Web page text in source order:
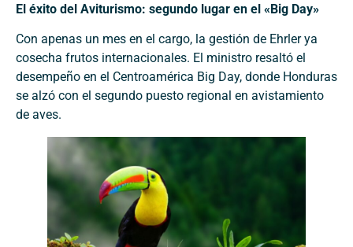
El éxito del Aviturismo: segundo lugar en el «Big Day»
Con apenas un mes en el cargo, la gestión de Ehrler ya
cosecha frutos internacionales. El ministro resaltó el
desempeño en el Centroamérica Big Day, donde Honduras
se alzó con el segundo puesto regional en avistamiento
de aves.